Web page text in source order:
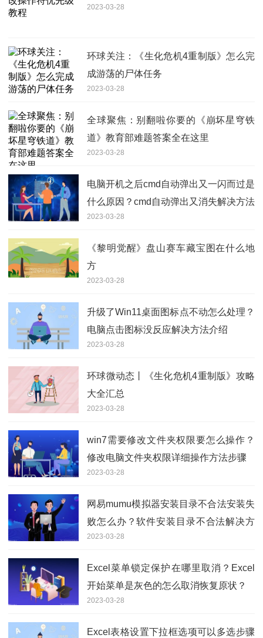
2023-03-28
环球关注：《生化危机4重制版》怎么完
成游荡的尸体任务
2023-03-28
全球聚焦：别翻啦你要的《崩坏星穹铁
道》教育部难题答案全在这里
2023-03-28
电脑开机之后cmd自动弹出又一闪而过是
什么原因？cmd自动弹出又消失解决方法
2023-03-28
《黎明觉醒》盘山赛车藏宝图在什么地
方
2023-03-28
升级了Win11桌面图标点不动怎么处理？
电脑点击图标没反应解决方法介绍
2023-03-28
环球微动态丨《生化危机4重制版》攻略
大全汇总
2023-03-28
win7需要修改文件夹权限要怎么操作？
修改电脑文件夹权限详细操作方法步骤
2023-03-28
网易mumu模拟器安装目录不合法安装失
败怎么办？软件安装目录不合法解决方
法介绍
2023-03-28
Excel菜单锁定保护在哪里取消？Excel
开始菜单是灰色的怎么取消恢复原状？
2023-03-28
Excel表格设置下拉框选项可以多选步骤